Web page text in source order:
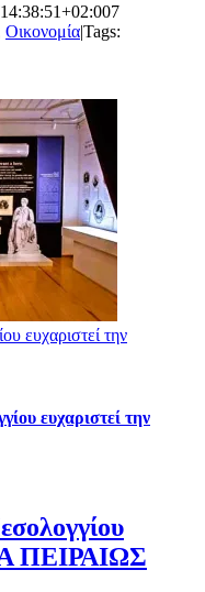
7
Οικονομία|Tags:
ευχαριστεί την
ευχαριστεί την
ΠΕΙΡΑΙΩΣ